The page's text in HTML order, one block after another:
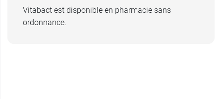
Conditionnement: Boîte de 10 unidoses de 0,4
ml
Vitabact est disponible en pharmacie sans
ordonnance.